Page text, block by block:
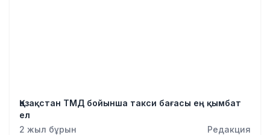
Қазақстан ТМД бойынша такси бағасы ең қымбат
ел
2 жыл бұрын
Редакция